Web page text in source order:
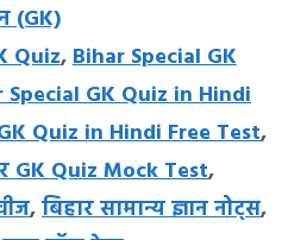
(GK)
Quiz,Bihar Special GK
Special GK Quiz in Hindi
Quiz in Hindi Free Test,
GK Quiz Mock Test,
,बिहार सामान्य ज्ञान नोट्स,